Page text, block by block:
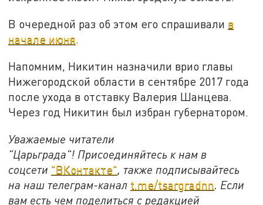
В очередной раз об этом его спрашивали в
начале июня.
Напомним, Никитин назначили врио главы
Нижегородской области в сентябре 2017 года
после ухода в отставку Валерия Шанцева.
Через год Никитин был избран губернатором.
Уважаемые читатели
"Царьграда"! Присоединяйтесь к нам в
соцсети "ВКонтакте" , также подписывайтесь
на наш телеграм-канал t.me/tsargradnn . Если
вам есть чем поделиться с редакцией